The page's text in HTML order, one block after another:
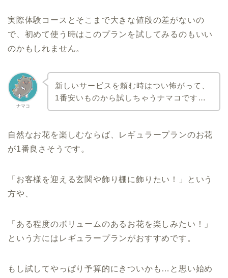
実際体験コースとそこまで大きな値段の差がないの
で、初めて使う時はこのプランを試してみるのもいい
のかもしれません。
ナマコ
新しいサービスを頼む時はつい怖がって、
1番安いものから試しちゃうナマコです…
自然なお花を楽しむならば、レギュラープランのお花
が1番良さそうです。
「お客様を迎える玄関や飾り棚に飾りたい！」という
方や、
「ある程度のボリュームのあるお花を楽しみたい！」
という方にはレギュラープランがおすすめです。
もし試してやっぱり予算的にきついかも…と思い始め